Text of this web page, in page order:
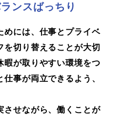
ンスばっちり
めには、仕事とプライベ
を切り替えることが大切
暇が取りやすい環境をつ
仕事が両立できるよう、
させながら、働くことが